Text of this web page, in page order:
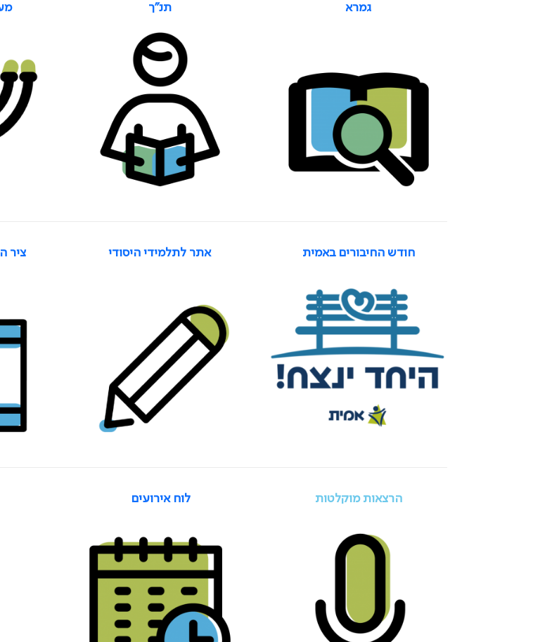
גמרא תנ"ך
חודש החיבורים באמית אתר לתלמידי היסודי ציר
הרצאות מוקלטות לוח אירועים